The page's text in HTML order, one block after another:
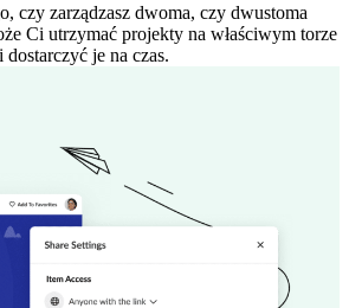
czy zarządzasz dwoma, czy dwustoma
Ci utrzymać projekty na właściwym torze
i dostarczyć je na czas.